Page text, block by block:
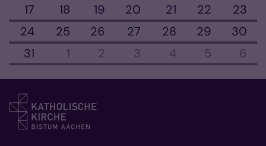
17
18 19 20 21 22
23
24
25 26 27 28 29
30
31
1 2 3 4 5 6